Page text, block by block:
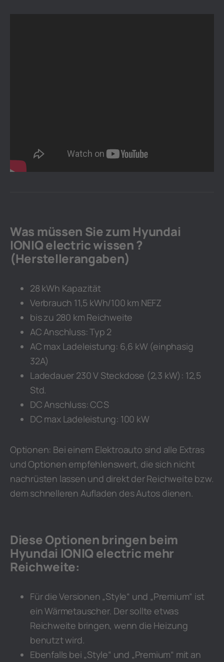
Was müssen Sie zum Hyundai
IONIQ electric wissen ?
(Herstellerangaben)
28 kWh Kapazität
Verbrauch 11,5 kWh/100 km NEFZ
bis zu 280 km Reichweite
AC Anschluss: Typ 2
AC max Ladeleistung: 6,6 kW (einphasig
32A)
Ladedauer 230 V Steckdose (2,3 kW): 12,5
Std.
DC Anschluss: CCS
DC max Ladeleistung: 100 kW
Optionen: Bei einem Elektroauto sind alle Extras
und Optionen empfehlenswert, die sich nicht
nachrüsten lassen und direkt der Reichweite bzw.
dem schnelleren Aufladen des Autos dienen.
Diese Optionen bringen beim
Hyundai IONIQ electric mehr
Reichweite:
Für die Versionen „Style“ und „Premium“ ist
ein Wärmetauscher. Der sollte etwas
Reichweite bringen, wenn die Heizung
benutzt wird.
Ebenfalls bei „Style“ und „Premium“ mit an